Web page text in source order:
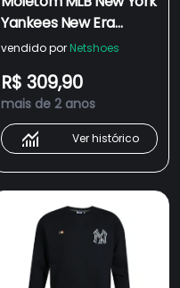
Yankees New Era
Modern Classic Poá
vendido por Netshoes
R$ 309,90
mais de 2 anos
Ver histórico